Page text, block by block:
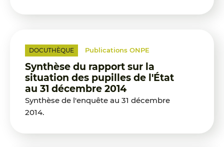
DOCUTHÈQUE Publications ONPE
Synthèse du rapport sur la
situation des pupilles de l'État
au 31 décembre 2014
Synthèse de l'enquête au 31 décembre
2014.